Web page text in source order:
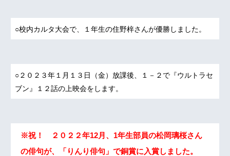
○校内カルタ大会で、１年生の住野梓さんが優勝しました。
○２０２３年１月１３日（金）放課後、１－２で『ウルトラセ
ブン』１２話の上映会をします。
※祝！ ２０２２年12月、1年生部員の松岡璃桜さん
の俳句が、「りんり俳句」で銅賞に入賞しました。